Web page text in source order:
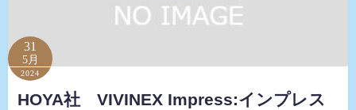
31
5月
2024
HOYA社 VIVINEX Impress:インプレス